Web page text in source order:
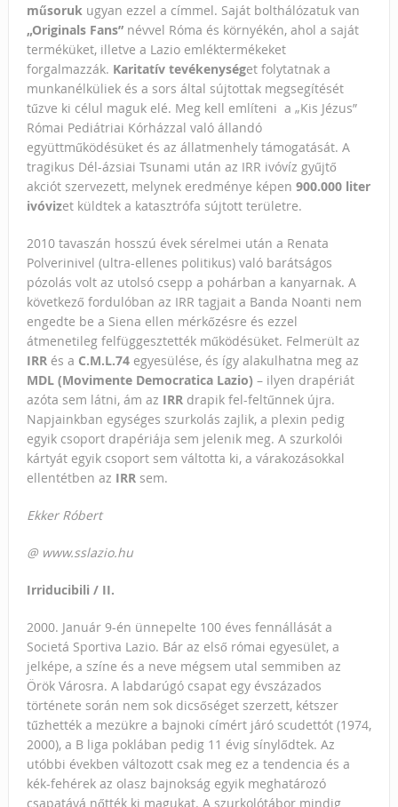
műsoruk ugyan ezzel a címmel. Saját bolthálózatuk van
„Originals Fans”névvel Róma és környékén, ahol a saját
terméküket, illetve a Lazio emléktermékeket
forgalmazzák. Karitatív tevékenységet folytatnak a
munkanélküliek és a sors által sújtottak megsegítését
tűzve ki célul maguk elé. Meg kell említeni a „Kis Jézus”
Római Pediátriai Kórházzal való állandó
együttműködésüket és az állatmenhely támogatását. A
tragikus Dél-ázsiai Tsunami után az IRR ivóvíz gyűjtő
akciót szervezett, melynek eredménye képen 900.000 liter
ivóvizet küldtek a katasztrófa sújtott területre.
2010 tavaszán hosszú évek sérelmei után a Renata
Polverinivel (ultra-ellenes politikus) való barátságos
pózolás volt az utolsó csepp a pohárban a kanyarnak. A
következő fordulóban az IRR tagjait a Banda Noanti nem
engedte be a Siena ellen mérkőzésre és ezzel
átmenetileg felfüggesztették működésüket. Felmerült az
IRRés a C.M.L.74egyesülése, és így alakulhatna meg az
MDL (Movimente Democratica Lazio) – ilyen drapériát
azóta sem látni, ám az IRR drapik fel-feltűnnek újra.
Napjainkban egységes szurkolás zajlik, a plexin pedig
egyik csoport drapériája sem jelenik meg. A szurkolói
kártyát egyik csoport sem váltotta ki, a várakozásokkal
ellentétben az IRRsem.
Ekker Róbert
@ www.sslazio.hu
Irriducibili / II.
2000. Január 9-én ünnepelte 100 éves fennállását a
Societá Sportiva Lazio. Bár az első római egyesület, a
jelképe, a színe és a neve mégsem utal semmiben az
Örök Városra. A labdarúgó csapat egy évszázados
története során nem sok dicsőséget szerzett, kétszer
tűzhették a mezükre a bajnoki címért járó scudettót (1974,
2000), a B liga poklában pedig 11 évig sínylődtek. Az
utóbbi években változott csak meg ez a tendencia és a
kék-fehérek az olasz bajnokság egyik meghatározó
csapatává nőtték ki magukat. A szurkolótábor mindig